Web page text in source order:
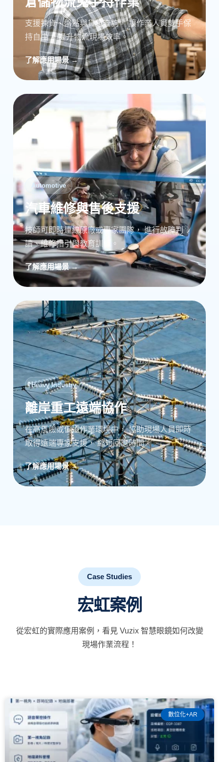
支援揀貨、盤點與貨位查詢， 讓作業人員雙手保
持自由， 提升物流現場效率。
了解應用場景 →
Automotive
汽車維修與售後支援
技師可即時連線原廠或專家團隊， 進行故障判
讀、維修指引與教育訓練。
了解應用場景 →
Heavy Industry
離岸重工遠端協作
在高風險或偏遠作業環境中， 協助現場人員即時
取得遠端專家支援， 縮短回應時間。
了解應用場景 →
Case Studies
宏虹案例
從宏虹的實際應用案例，看見 Vuzix 智慧眼鏡如何改變
現場作業流程！
數位化+AR